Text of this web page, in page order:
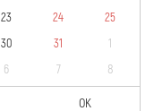
23 24
25
30 31
1
6 7 8
OK